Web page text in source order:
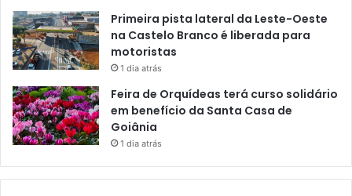
Primeira pista lateral da Leste-Oeste
na Castelo Branco é liberada para
motoristas
1 dia atrás
Feira de Orquídeas terá curso solidário
em benefício da Santa Casa de
Goiânia
1 dia atrás